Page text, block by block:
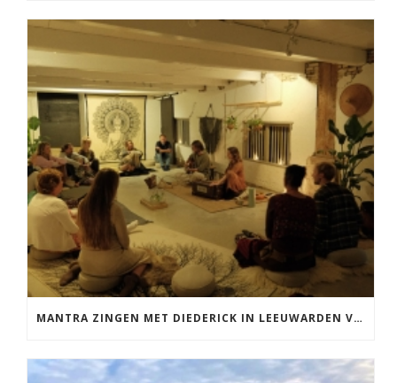
MANTRA ZINGEN MET DIEDERICK IN LEEUWARDEN VRIJDAG 12 JUNI KIRTAN